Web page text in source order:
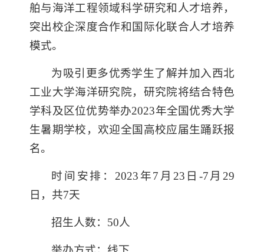
舶与海洋工程领域科学研究和人才培养，
突出校企深度合作和国际化联合人才培养
模式。
为吸引更多优秀学生了解并加入西北
工业大学海洋研究院，研究院将结合特色
学科及区位优势举办2023年全国优秀大学
生暑期学校，欢迎全国高校应届生踊跃报
名。
时间安排：2023 年7月23日-7 月29
日，共7天
招生人数：50人